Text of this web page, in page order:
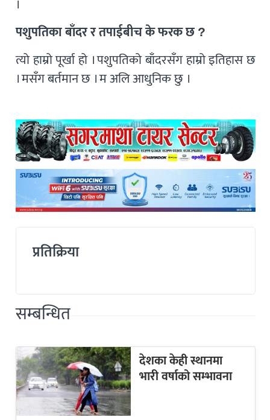
।
पशुपतिका बाँदर र तपाईबीच के फरक छ ?
त्यो हाम्रो पूर्खा हो । पशुपतिको बाँदरसँग हाम्रो इतिहास छ
। मसँग बर्तमान छ । म अलि आधुनिक छु ।
प्रतिक्रिया
सम्बन्धित
देशका केही स्थानमा
भारी वर्षाको सम्भावना